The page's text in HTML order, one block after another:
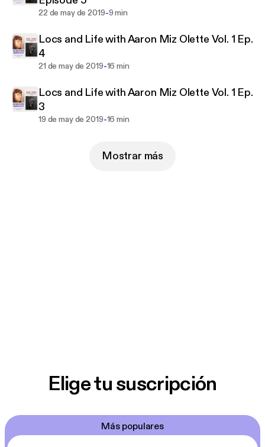
22 de may de 2019-9 min
Locs and Life with Aaron Miz Olette Vol. 1 Ep.
4
21 de may de 2019-16 min
Locs and Life with Aaron Miz Olette Vol. 1 Ep.
3
19 de may de 2019-16 min
Mostrar más
Elige tu suscripción
Más populares